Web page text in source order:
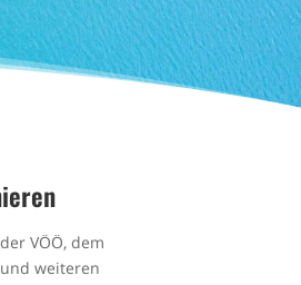
VÖÖ, dem
weiteren